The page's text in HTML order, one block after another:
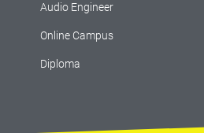
Audio Engineer
Online Campus
Diploma